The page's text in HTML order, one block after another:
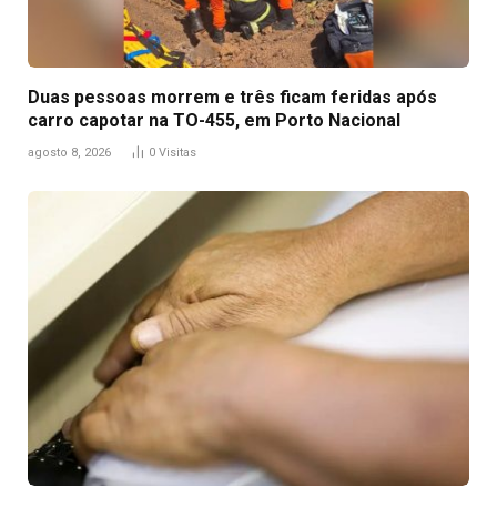
Duas pessoas morrem e três ficam feridas após
carro capotar na TO-455, em Porto Nacional
agosto 8, 2026 0 Visitas